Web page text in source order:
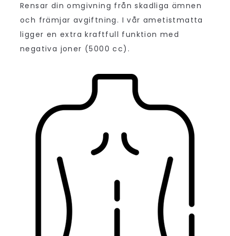
Rensar din omgivning från skadliga ämnen
och främjar avgiftning. I vår ametistmatta
ligger en extra kraftfull funktion med
negativa joner (5000 cc).